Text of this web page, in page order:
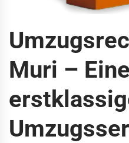
Muri – Eine